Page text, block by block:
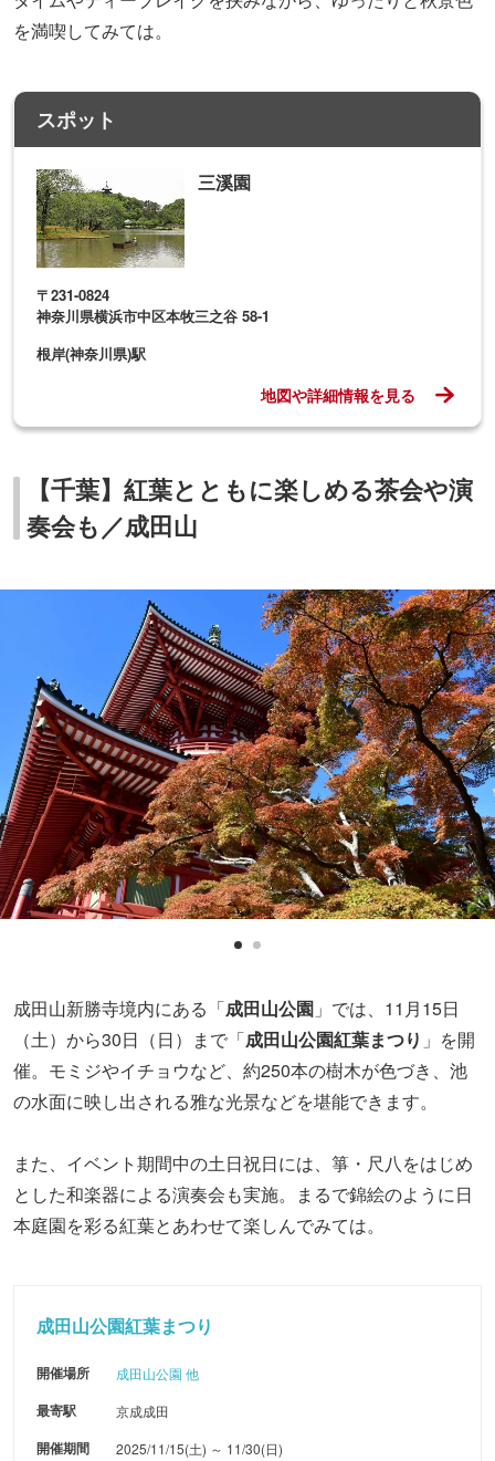
を満喫してみては。
スポット
三溪園
〒231-0824
神奈川県横浜市中区本牧三之谷 58-1
根岸(神奈川県)駅
地図や詳細情報を見る
【千葉】紅葉とともに楽しめる茶会や演
奏会も／成田山
成田山新勝寺境内にある「成田山公園 」では、11月15日
（土）から30日（日）まで「成田山公園紅葉まつり 」を開
催。モミジやイチョウなど、約250本の樹木が色づき、池
の水面に映し出される雅な光景などを堪能できます。
また、イベント期間中の土日祝日には、箏・尺八をはじめ
とした和楽器による演奏会も実施。まるで錦絵のように日
本庭園を彩る紅葉とあわせて楽しんでみては。
成田山公園紅葉まつり
開催場所 成田山公園 他
最寄駅 京成成田
開催期間 2025/11/15(土) ～ 11/30(日)